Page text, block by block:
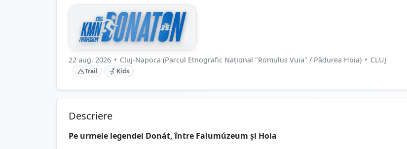
22 aug. 2026 • Cluj-Napoca (Parcul Etnografic Național "Romulus Vuia" / Pădurea Hoia) • CLUJ
Trail Kids
Descriere
Pe urmele legendei Donát, între Falumúzeum și Hoia